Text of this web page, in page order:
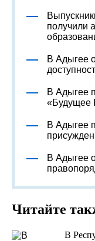
получили
В Адыгее
В Адыгее
«Будущее
В Адыгее
В Адыгее
Читайте
В